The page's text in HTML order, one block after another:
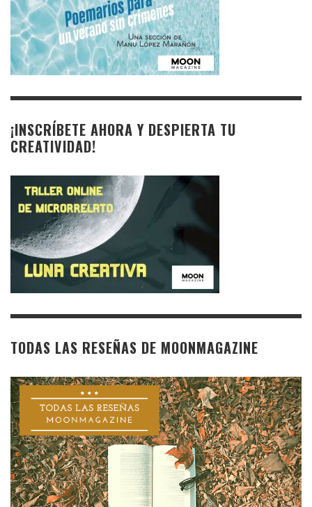
¡INSCRÍBETE AHORA Y DESPIERTA TU
CREATIVIDAD!
TODAS LAS RESEÑAS DE MOONMAGAZINE